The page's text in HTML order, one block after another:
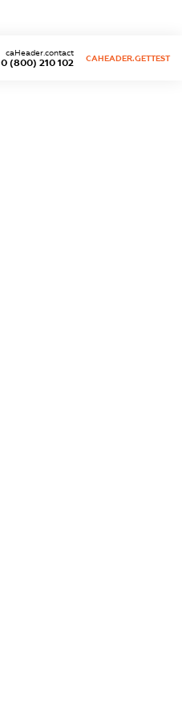
0 (800) 210 102
caHeader.contact
CAHEADER.GETTEST